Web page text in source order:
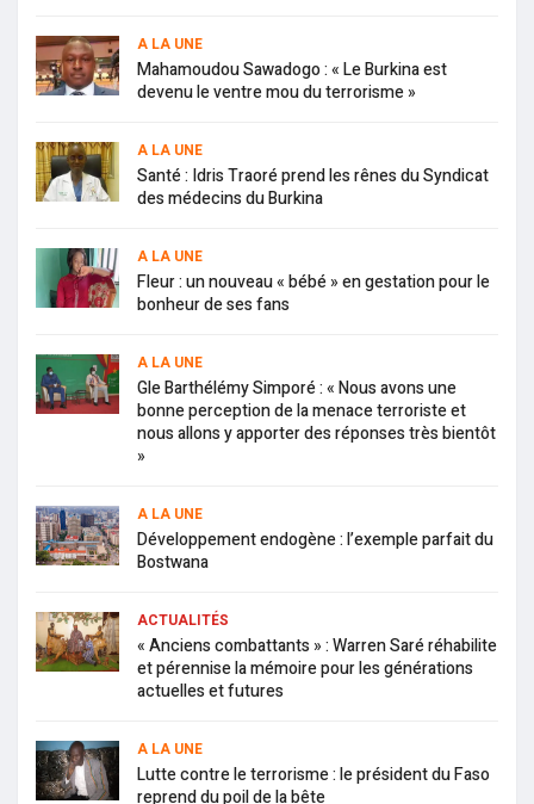
A LA UNE
Mahamoudou Sawadogo : « Le Burkina est
devenu le ventre mou du terrorisme »
A LA UNE
Santé : Idris Traoré prend les rênes du Syndicat
des médecins du Burkina
A LA UNE
Fleur : un nouveau « bébé » en gestation pour le
bonheur de ses fans
A LA UNE
Gle Barthélémy Simporé : « Nous avons une
bonne perception de la menace terroriste et
nous allons y apporter des réponses très bientôt
»
A LA UNE
Développement endogène : l’exemple parfait du
Bostwana
ACTUALITÉS
« Anciens combattants » : Warren Saré réhabilite
et pérennise la mémoire pour les générations
actuelles et futures
A LA UNE
Lutte contre le terrorisme : le président du Faso
reprend du poil de la bête